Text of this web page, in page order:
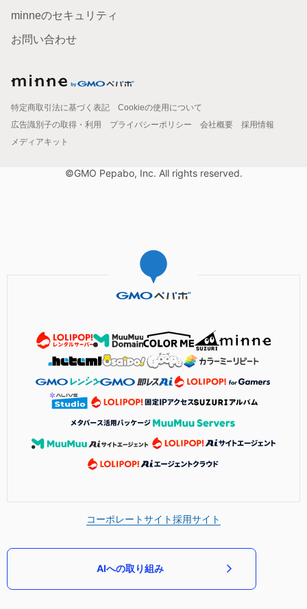
minneのセキュリティ
お問い合わせ
特定商取引法に基づく表記
Cookieの使用について
広告識別子の取得・利用
プライバシーポリシー 会社概要
採用情報
メディアキット
©GMO Pepabo, Inc. All rights reserved.
コーポレートサイト採用サイト
AIへの取り組み